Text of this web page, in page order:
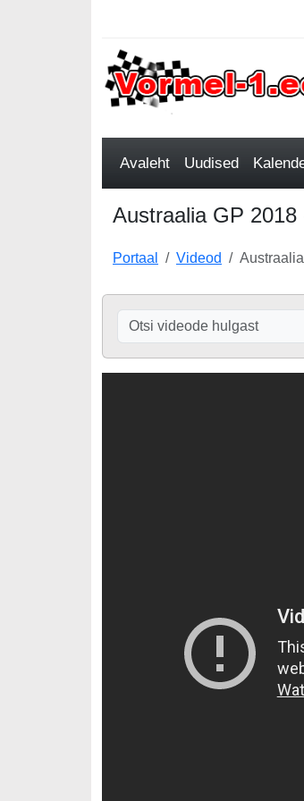
Avaleht Uudised
Austraalia GP
Portaal Videod